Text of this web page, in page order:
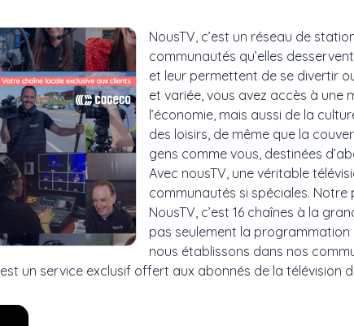
NousTV, c’est un réseau de
communautés qu’elles
et leur permettent de se divertir
et variée, vous avez accès à une
l’économie, mais aussi de la
des loisirs, de même que la
gens comme vous, destinées
Avec nousTV, une véritable
communautés si spéciales.
NousTV, c’est 16 chaînes à la
pas seulement la programmation
nous établissons dans
offert aux abonnés de la télévision de